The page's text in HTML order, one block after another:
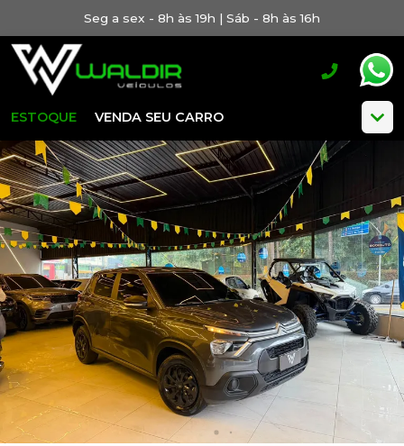
Seg a sex - 8h às 19h | Sáb - 8h às 16h
ESTOQUE VENDA SEU CARRO